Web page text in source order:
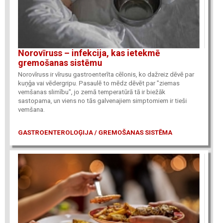
Norovīruss – infekcija, kas ietekmē
gremošanas sistēmu
Norovīruss ir vīrusu gastroenterīta cēlonis, ko dažreiz dēvē par
kuņģa vai vēdergripu. Pasaulē to mēdz dēvēt par "ziemas
vemšanas slimību", jo zemā temperatūrā tā ir biežāk
sastopama, un viens no tās galvenajiem simptomiem ir tieši
vemšana.
GASTROENTEROLOĢIJA / GREMOŠANAS SISTĒMA